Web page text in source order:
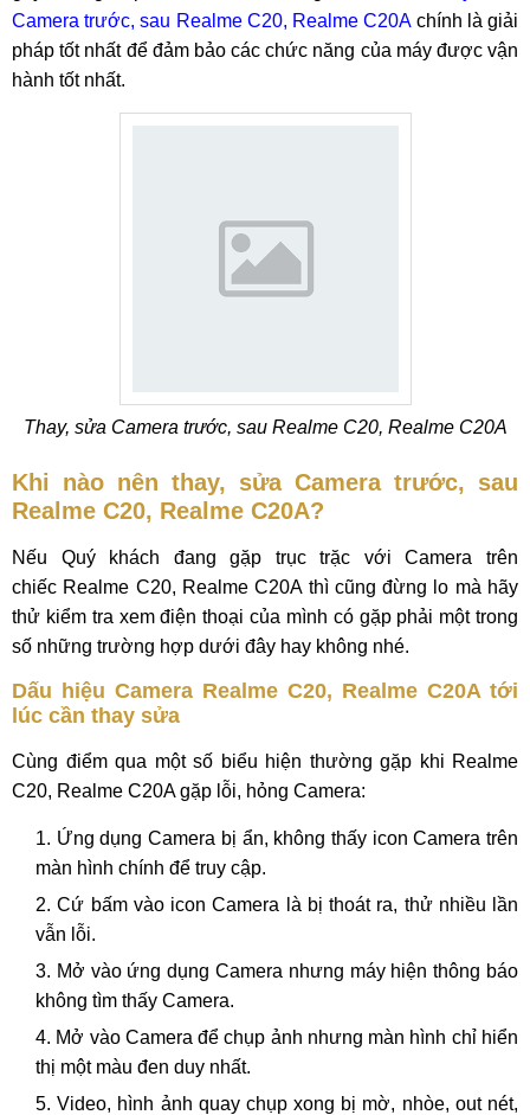
Camera trước, sau Realme C20, Realme C20Achính là giải
pháp tốt nhất để đảm bảo các chức năng của máy được vận
hành tốt nhất.
Thay, sửa Camera trước, sau Realme C20, Realme C20A
Khi nào nên thay, sửa Camera trước, sau
Realme C20, Realme C20A?
Nếu Quý khách đang gặp trục trặc với Camera trên
chiếc Realme C20, Realme C20A thì cũng đừng lo mà hãy
thử kiểm tra xem điện thoại của mình có gặp phải một trong
số những trường hợp dưới đây hay không nhé.
Dấu hiệu Camera Realme C20, Realme C20A tới
lúc cần thay sửa
Cùng điểm qua một số biểu hiện thường gặp khi Realme
C20, Realme C20A gặp lỗi, hỏng Camera:
Ứng dụng Camera bị ẩn, không thấy icon Camera trên
màn hình chính để truy cập.
Cứ bấm vào icon Camera là bị thoát ra, thử nhiều lần
vẫn lỗi.
Mở vào ứng dụng Camera nhưng máy hiện thông báo
không tìm thấy Camera.
Mở vào Camera để chụp ảnh nhưng màn hình chỉ hiển
thị một màu đen duy nhất.
Video, hình ảnh quay chụp xong bị mờ, nhòe, out nét,